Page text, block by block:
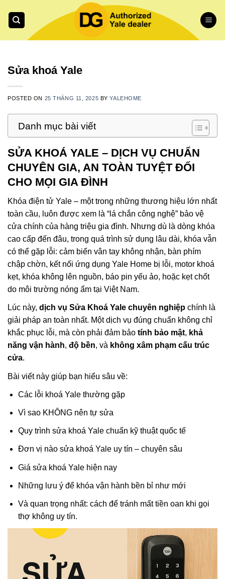
content
Sửa khoá Yale
POSTED ON 25 THÁNG 11, 2025 BYYALEHOME
Danh mục bài viết
SỬA KHOÁ YALE – DỊCH VỤ CHUẨN
CHUYÊN GIA, AN TOÀN TUYỆT ĐỐI
CHO MỌI GIA ĐÌNH
Khóa điện tử Yale – một trong những thương hiệu lớn nhất
toàn cầu, luôn được xem là “lá chắn công nghệ” bảo vệ
cửa chính của hàng triệu gia đình. Nhưng dù là dòng khóa
cao cấp đến đâu, trong quá trình sử dụng lâu dài, khóa vẫn
có thể gặp lỗi: cảm biến vân tay không nhận, bàn phím
chập chờn, kết nối ứng dụng Yale Home bị lỗi, motor khoá
kẹt, khóa không lên nguồn, báo pin yếu ảo, hoặc kẹt chốt
do môi trường nóng ẩm tại Việt Nam.
Lúc này, dịch vụ Sửa Khoá Yale chuyên nghiệp chính là
giải pháp an toàn nhất. Một dịch vụ đúng chuẩn không chỉ
khắc phục lỗi, mà còn phải đảm bảo tính bảo mật, khả
năng vận hành, độ bền, và không xâm phạm cấu trúc
cửa.
Bài viết này giúp bạn hiểu sâu về:
Các lỗi khoá Yale thường gặp
Vì sao KHÔNG nên tự sửa
Quy trình sửa khoá Yale chuẩn kỹ thuật quốc tế
Đơn vị nào sửa khoá Yale uy tín – chuyên sâu
Giá sửa khoá Yale hiện nay
Những lưu ý để khóa vận hành bền bỉ như mới
Và quan trọng nhất: cách để tránh mất tiền oan khi gọi
thợ không uy tín.